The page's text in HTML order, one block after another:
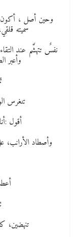
وحين أصل ، أكون
سميته
نفسٌ تتهشَّم عند
وأعبر
تنغرس
أقول
وأصطاد
تنهضين،